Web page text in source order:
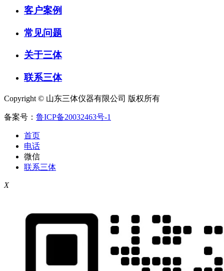
客户案例
常见问题
关于三体
联系三体
Copyright © 山东三体仪器有限公司 版权所有
备案号： 鲁ICP备20032463号-1
首页
电话
微信
联系三体
X